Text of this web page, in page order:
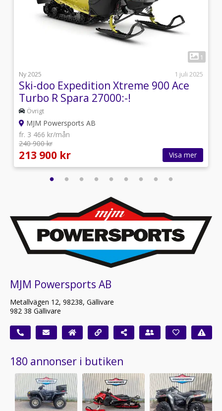
1
Ny 2025
1 juli 2025
Ski-doo Expedition Xtreme 900 Ace
Turbo R Spara 27000:-!
Övrigt
MJM Powersports AB
fr. 3 466 kr/mån
240 900 kr
213 900 kr Visa mer
MJM Powersports AB
Metallvägen 12, 98238, Gällivare
982 38 Gällivare
180 annonser i butiken